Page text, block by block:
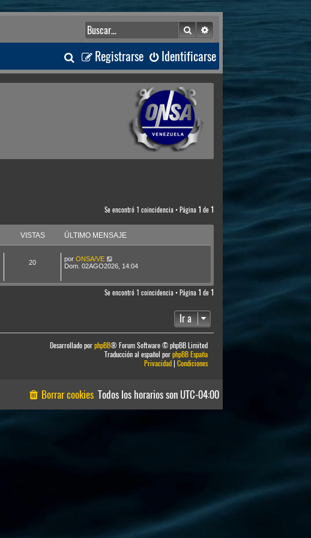
BuscarBúsqueda avanzada
Identificarse
Registrarse
B
u
a
Se encontró 1 coincidencia • Página 1 de 1
VISTAS ÚLTIMO MENSAJE
20 por ONSA/VE
Dom. 02AGO2026, 14:04
Se encontró 1 coincidencia • Página 1 de 1
Ir a
Desarrollado porphpBB® Forum Software © phpBB Limited
Traducción al español porphpBB España
Privacidad| Condiciones
Todos los horarios son UTC-04:00
Borrar cookies